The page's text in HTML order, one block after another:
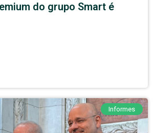
do grupo Smart é
Informes